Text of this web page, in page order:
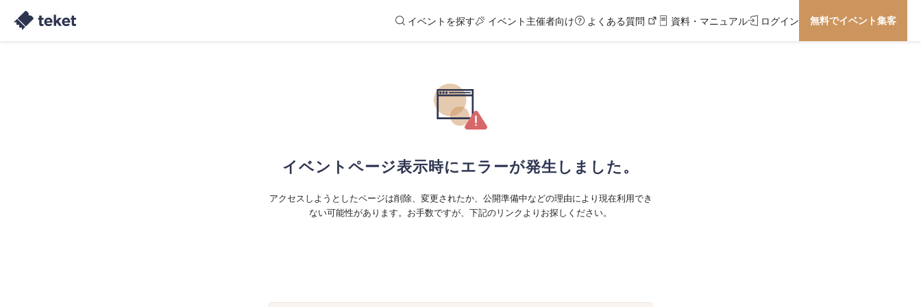
イベントを探す イベント主催者向け よくある質問 資料・マニュアル ログイン 無料でイベント集客
イベントページ表示時にエラーが発生しました。
アクセスしようとしたページは削除、変更されたか、公開準備中などの理由により現在利用でき
ない可能性があります。お手数ですが、下記のリンクよりお探しください。